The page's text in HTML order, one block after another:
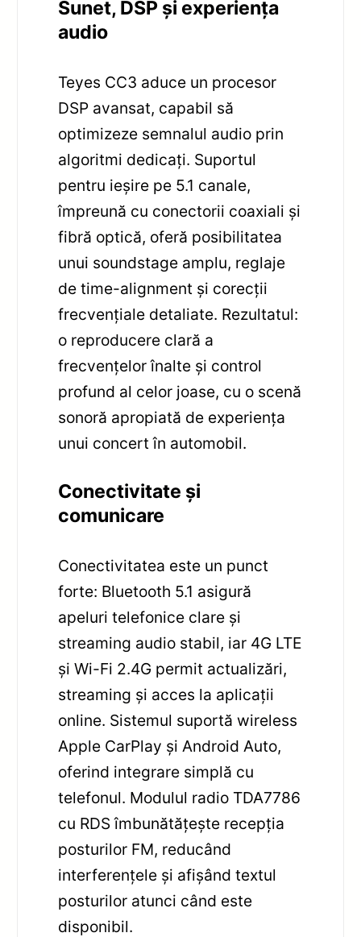
Sunet, DSP și experiența
audio
Teyes CC3 aduce un procesor
DSP avansat, capabil să
optimizeze semnalul audio prin
algoritmi dedicați. Suportul
pentru ieșire pe 5.1 canale,
împreună cu conectorii coaxiali și
fibră optică, oferă posibilitatea
unui soundstage amplu, reglaje
de time-alignment și corecții
frecvențiale detaliate. Rezultatul:
o reproducere clară a
frecvențelor înalte și control
profund al celor joase, cu o scenă
sonoră apropiată de experiența
unui concert în automobil.
Conectivitate și
comunicare
Conectivitatea este un punct
forte: Bluetooth 5.1 asigură
apeluri telefonice clare și
streaming audio stabil, iar 4G LTE
și Wi-Fi 2.4G permit actualizări,
streaming și acces la aplicații
online. Sistemul suportă wireless
Apple CarPlay și Android Auto,
oferind integrare simplă cu
telefonul. Modulul radio TDA7786
cu RDS îmbunătățește recepția
posturilor FM, reducând
interferențele și afișând textul
posturilor atunci când este
disponibil.